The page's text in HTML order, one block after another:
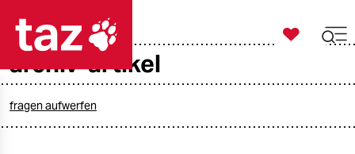

taz zahl ich
archiv-artikel
fragen aufwerfen